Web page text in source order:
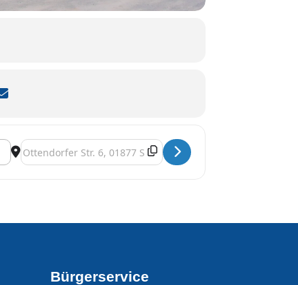
Destination Address - Offener Kindertreff [WeKFA5cnk]
Bürgerservice